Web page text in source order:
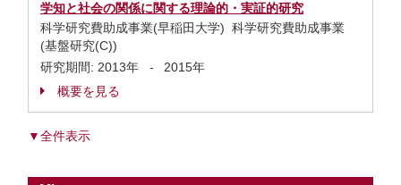
学知と社会の関係に関する理論的・実証的研究
科学研究費助成事業(早稲田大学) 科学研究費助成事業
(基盤研究(C))
研究期間: 2013年 -
2015年
概要を見る
▼全件表示